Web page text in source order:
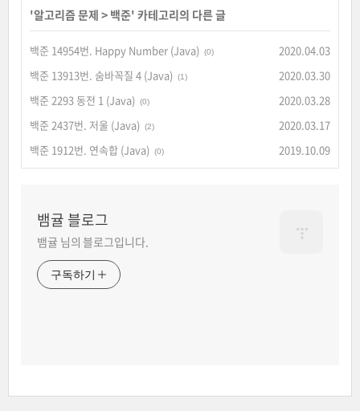
'알고리즘 문제 > 백준' 카테고리의 다른 글
백준 14954번. Happy Number (Java) (0)
2020.04.03
백준 13913번. 숨바꼭질 4 (Java)
(1)
2020.03.30
백준 2293 동전 1 (Java)
(0)
2020.03.28
백준 2437번. 저울 (Java)
(2)
2020.03.17
백준 1912번. 연속합 (Java)
(0) 2019.10.09
뱀귤 블로그
뱀귤 님의 블로그입니다.
구독하기